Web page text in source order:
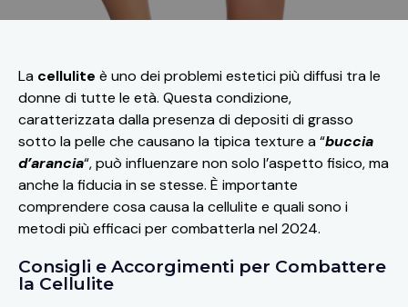
La cellulite è uno dei problemi estetici più diffusi tra le
donne di tutte le età. Questa condizione,
caratterizzata dalla presenza di depositi di grasso
sotto la pelle che causano la tipica texture a “buccia
d’arancia“, può influenzare non solo l’aspetto fisico, ma
anche la fiducia in se stesse. È importante
comprendere cosa causa la cellulite e quali sono i
metodi più efficaci per combatterla nel 2024.
Consigli e Accorgimenti per Combattere
la Cellulite